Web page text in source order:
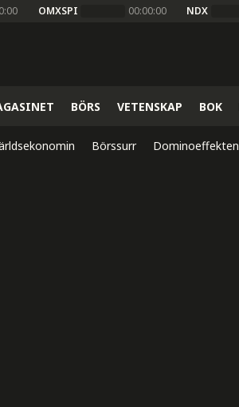
OMXSPI 00:00:00 NDX
BÖRS VETENSKAP BOK
Börssurr Dominoeffekten